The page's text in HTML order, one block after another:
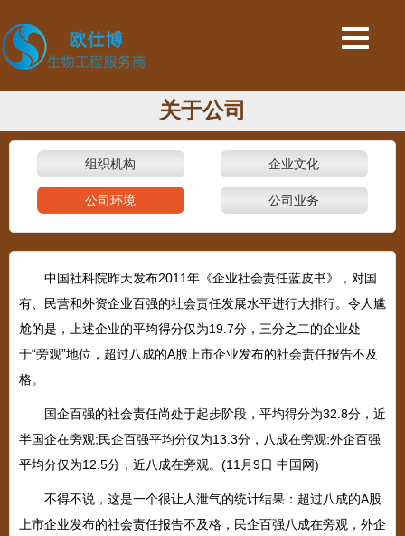
关于公司
组织机构 企业文化
公司环境 公司业务
中国社科院昨天发布2011年《企业社会责任蓝皮书》，对国
有、民营和外资企业百强的社会责任发展水平进行大排行。令人尴
尬的是，上述企业的平均得分仅为19.7分，三分之二的企业处
于“旁观”地位，超过八成的A股上市企业发布的社会责任报告不及
格。
国企百强的社会责任尚处于起步阶段，平均得分为32.8分，近
半国企在旁观;民企百强平均分仅为13.3分，八成在旁观;外企百强
平均分仅为12.5分，近八成在旁观。(11月9日 中国网)
不得不说，这是一个很让人泄气的统计结果：超过八成的A股
上市企业发布的社会责任报告不及格，民企百强八成在旁观，外企